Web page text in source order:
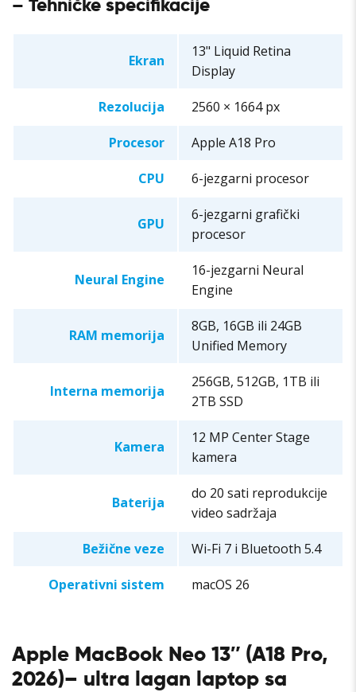
– Tehničke specifikacije
Ekran
13" Liquid Retina
Display
Rezolucija 2560 × 1664 px
Procesor Apple A18 Pro
CPU 6-jezgarni procesor
GPU
6-jezgarni grafički
procesor
Neural Engine
16-jezgarni Neural
Engine
RAM memorija
8GB, 16GB ili 24GB
Unified Memory
Interna memorija
256GB, 512GB, 1TB ili
2TB SSD
Kamera
12 MP Center Stage
kamera
Baterija
do 20 sati reprodukcije
video sadržaja
Bežične veze Wi-Fi 7 i Bluetooth 5.4
Operativni sistem macOS 26
Apple MacBook Neo 13″ (A18 Pro,
2026)– ultra lagan laptop sa